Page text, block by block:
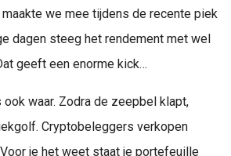
we mee tijdens de recente piek
dagen steeg het rendement met wel
geeft een enorme kick…
waar. Zodra de zeepbel klapt,
Cryptobeleggers verkopen
je het weet staat je portefeuille